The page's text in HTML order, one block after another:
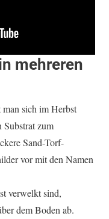
mehreren
sich im Herbst
zum
Sand-Torf-
vor mit den Namen
verwelkt sind,
dem Boden ab.